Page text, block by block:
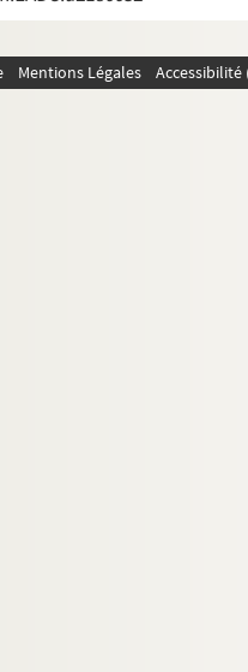
Mentions Légales